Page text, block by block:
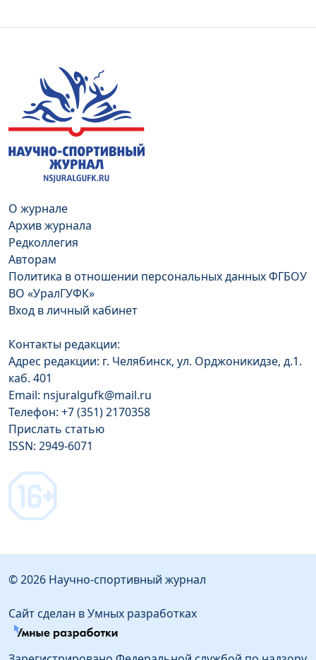
О журнале
Архив журнала
Редколлегия
Авторам
Политика в отношении персональных данных ФГБОУ
ВО «УралГУФК»
Вход в личный кабинет
Контакты редакции:
Адрес редакции: г. Челябинск, ул. Орджоникидзе, д.1.
каб. 401
Email: nsjuralgufk@mail.ru
Телефон: +7 (351) 2170358
Прислать статью
ISSN: 2949-6071
© 2026 Научно-спортивный журнал
Сайт сделан в Умных разработках